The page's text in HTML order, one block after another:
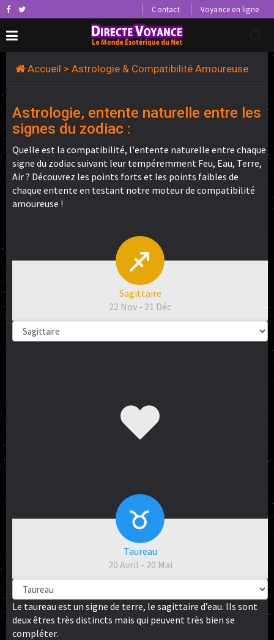
Contact Voyance en ligne
Accueil > Astrologie & Compatibilité Amoureuse
Astrologie, entente naturelle entre les
signes du zodiac :
Quelle est la compatibilité, l'entente naturelle entre chaque
signe du zodiac suivant leur tempéremment Feu, Eau, Terre,
Air ? Découvrez les points forts et les points faibles de
chaque entente en testant notre moteur de compatibilité
amoureuse !
Sagittaire
22 Nov - 21 Déc
Taureau
20 Avril - 20 Mai
Le taureau est un signe de terre, le sagittaire d’eau. Ils sont
deux êtres très distincts mais qui peuvent très bien se
compléter.